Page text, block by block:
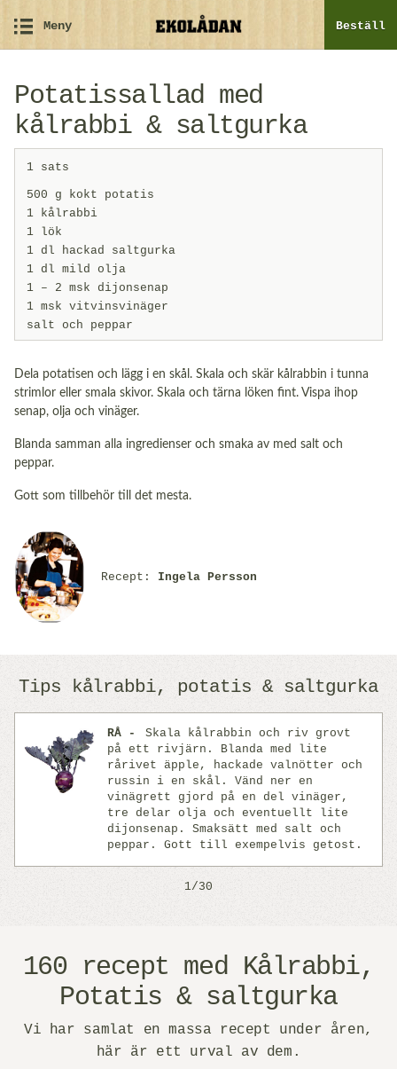
Meny Beställ
Potatissallad med
kålrabbi & saltgurka
1 sats
500 g kokt potatis
1 kålrabbi
1 lök
1 dl hackad saltgurka
1 dl mild olja
1 – 2 msk dijonsenap
1 msk vitvinsvinäger
salt och peppar
Dela potatisen och lägg i en skål. Skala och skär kålrabbin i tunna
strimlor eller smala skivor. Skala och tärna löken fint. Vispa ihop
senap, olja och vinäger.
Blanda samman alla ingredienser och smaka av med salt och
peppar.
Gott som tillbehör till det mesta.
Recept: Ingela Persson
Tips kålrabbi, potatis & saltgurka
RÅ
Skala kålrabbin och riv grovt
på ett rivjärn. Blanda med lite
rårivet äpple, hackade valnötter och
russin i en skål. Vänd ner en
vinägrett gjord på en del vinäger,
tre delar olja och eventuellt lite
dijonsenap. Smaksätt med salt och
peppar. Gott till exempelvis getost.
1/30
160 recept med Kålrabbi,
Potatis & saltgurka
Vi har samlat en massa recept under åren,
här är ett urval av dem.